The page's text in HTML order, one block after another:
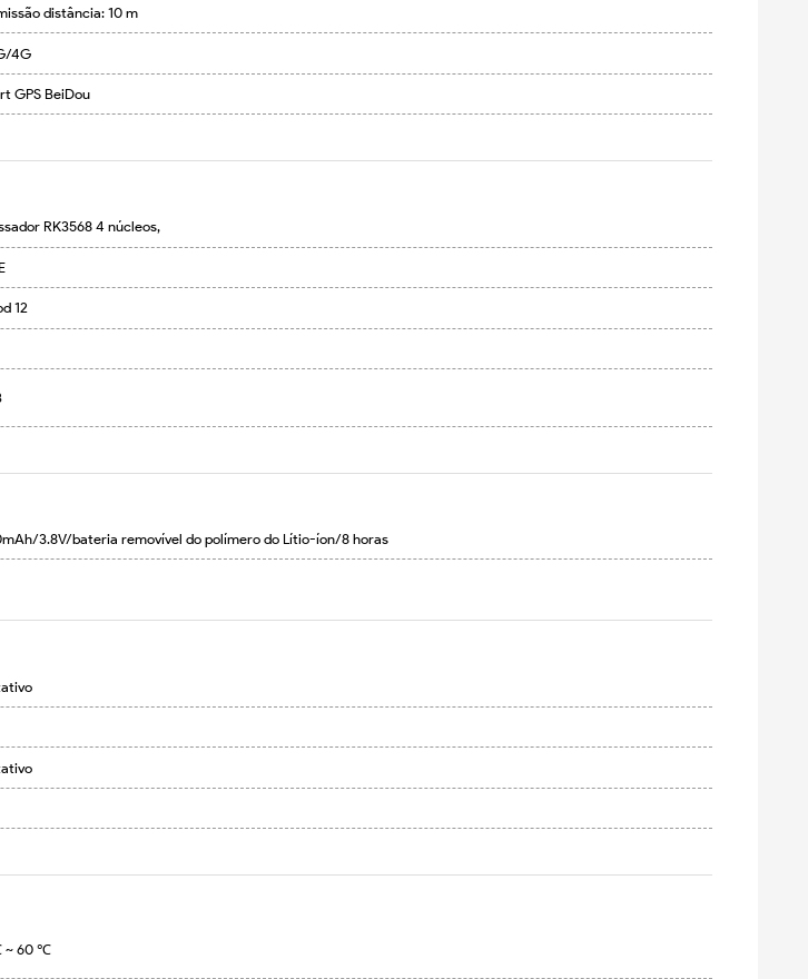
distância: 10 m
4G
GPS BeiDou
RK3568 4 núcleos,
12
3.8V/bateria removível do polímero do Lítio-íon/8 horas
~ 60 ℃